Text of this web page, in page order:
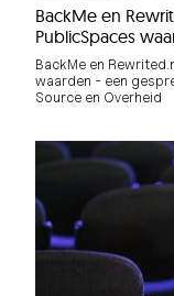
BackMe en
PublicSpaces
BackMe en
waarden - een
Source en Overheid